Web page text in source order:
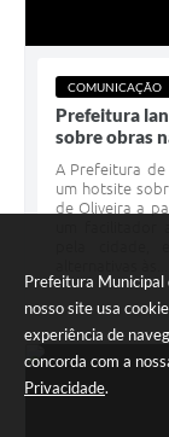
Prefeitura Municipal
nosso site usa
experiência de
concorda com a
Privacidade.
COMUNICAÇÃO
Prefeitura
sobre obras
A Prefeitura de
um hotsite
de Oliveira a